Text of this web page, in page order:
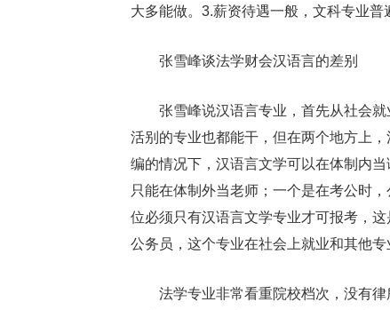
大多能做。3.薪资待遇一般，文科专业普
张雪峰谈法学财会汉语言的差别
张雪峰说汉语言专业，首先从社会
活别的专业也都能干，但在两个地方上
编的情况下，汉语言文学可以在体制内
只能在体制外当老师；一个是在考公时
位必须只有汉语言文学专业才可报考，
公务员，这个专业在社会上就业和其他专
法学专业非常看重院校档次，没有